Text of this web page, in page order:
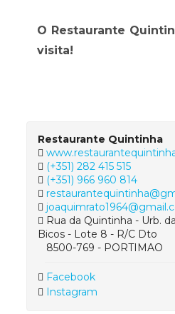
O Restaurante
visita!
Restaurante Quintinha
(+351) 282 415 515
(+351) 966 960 814
Rua da Quintinha - Urb.
Bicos - Lote 8 - R/C Dto
8500-769 - PORTIMAO
Facebook
Instagram